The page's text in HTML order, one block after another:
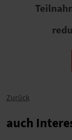
Zurück
auch